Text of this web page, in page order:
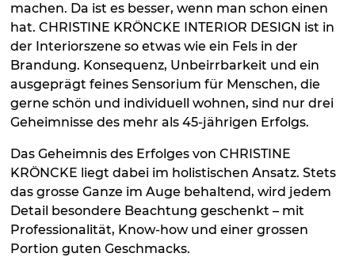
machen. Da ist es besser, wenn man schon einen
hat. CHRISTINE KRÖNCKE INTERIOR DESIGN ist in
der Interiorszene so etwas wie ein Fels in der
Brandung. Konsequenz, Unbeirrbarkeit und ein
ausgeprägt feines Sensorium für Menschen, die
gerne schön und individuell wohnen, sind nur drei
Geheimnisse des mehr als 45-jährigen Erfolgs.
Das Geheimnis des Erfolges von CHRISTINE
KRÖNCKE liegt dabei im holistischen Ansatz. Stets
das grosse Ganze im Auge behaltend, wird jedem
Detail besondere Beachtung geschenkt – mit
Professionalität, Know-how und einer grossen
Portion guten Geschmacks.